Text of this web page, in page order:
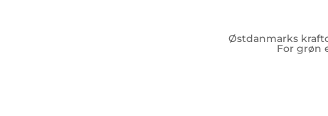
Østdanmarks
For grøn